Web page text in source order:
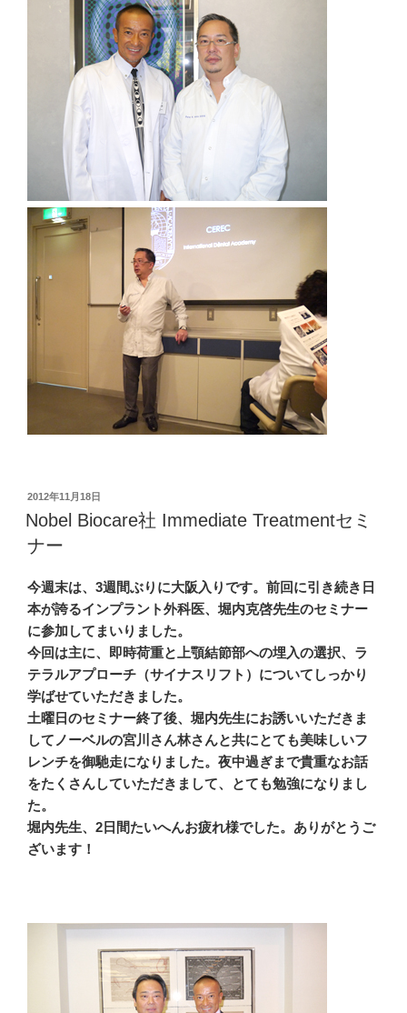
投
稿
日:
2012年11月18日
Nobel Biocare社 Immediate Treatmentセミ
ナー
今週末は、3週間ぶりに大阪入りです。前回に引き続き日
本が誇るインプラント外科医、堀内克啓先生のセミナー
に参加してまいりました。
今回は主に、即時荷重と上顎結節部への埋入の選択、ラ
テラルアプローチ（サイナスリフト）についてしっかり
学ばせていただきました。
土曜日のセミナー終了後、堀内先生にお誘いいただきま
してノーベルの宮川さん林さんと共にとても美味しいフ
レンチを御馳走になりました。夜中過ぎまで貴重なお話
をたくさんしていただきまして、とても勉強になりまし
た。
堀内先生、2日間たいへんお疲れ様でした。ありがとうご
ざいます！